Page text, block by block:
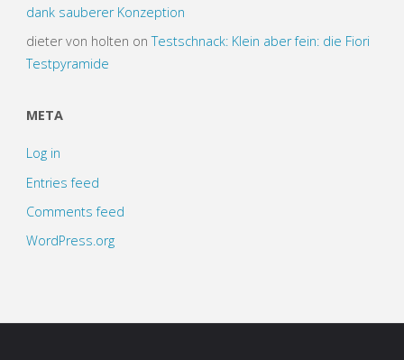
dank sauberer Konzeption
dieter von holten onTestschnack: Klein aber fein: die Fiori
Testpyramide
META
Log in
Entries feed
Comments feed
WordPress.org